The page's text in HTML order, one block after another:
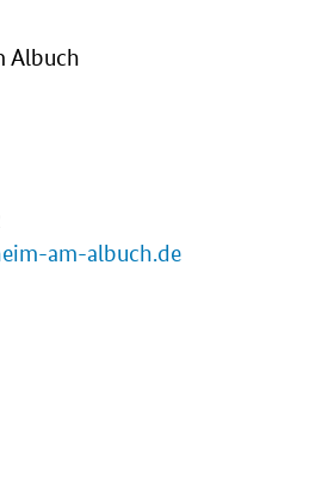
Albuch
am-albuch.de